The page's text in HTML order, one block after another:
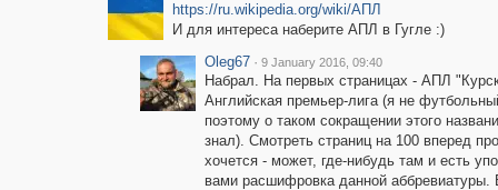
https://ru.wikipedia.org/wiki/АПЛ
И для интереса наберите АПЛ в Гугле :)
Oleg67 · 9 January 2016, 09:40
Набрал. На первых страницах - АПЛ
Английская премьер-лига (я не
поэтому о таком сокращении этого
знал). Смотреть страниц на 100 вперед
хочется - может, где-нибудь там и есть
вами расшифровка данной аббревиатуры.